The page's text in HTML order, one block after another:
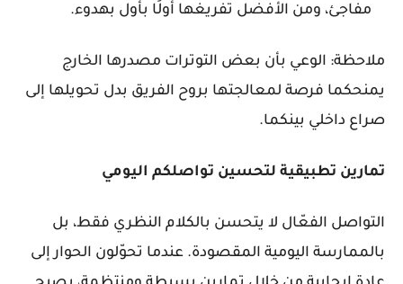
مفاجئ، ومن الأفضل تفريغها أولًا بأول بهدوء.
ملاحظة: الوعي بأن بعض التوترات مصدرها الخارج
يمنحكما فرصة لمعالجتها بروح الفريق بدل تحويلها إلى
صراع داخلي بينكما.
تمارين تطبيقية لتحسين تواصلكم اليومي
التواصل الفعّال لا يتحسن بالكلام النظري فقط، بل
بالممارسة اليومية المقصودة. عندما تحوّلون الحوار إلى